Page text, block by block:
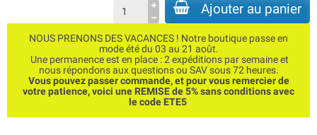
Ajouter au panier
NOUS PRENONS DES VACANCES ! Notre boutique passe en
mode été du 03 au 21 août.
Une permanence est en place : 2 expéditions par semaine et
nous répondons aux questions ou SAV sous 72 heures.
Vous pouvez passer commande, et pour vous remercier de
votre patience, voici une REMISE de 5% sans conditions avec
le code ETE5